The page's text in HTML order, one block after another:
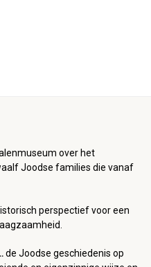
over het
Joodse families die vanaf
perspectief voor een
de Joodse geschiedenis op